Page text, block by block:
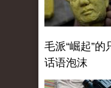
毛派“崛起”的
话语泡沫